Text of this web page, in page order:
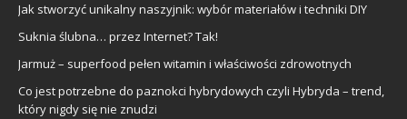
Jak stworzyć unikalny naszyjnik: wybór materiałów i techniki DIY
Suknia ślubna… przez Internet? Tak!
Jarmuż – superfood pełen witamin i właściwości zdrowotnych
Co jest potrzebne do paznokci hybrydowych czyli Hybryda – trend,
który nigdy się nie znudzi